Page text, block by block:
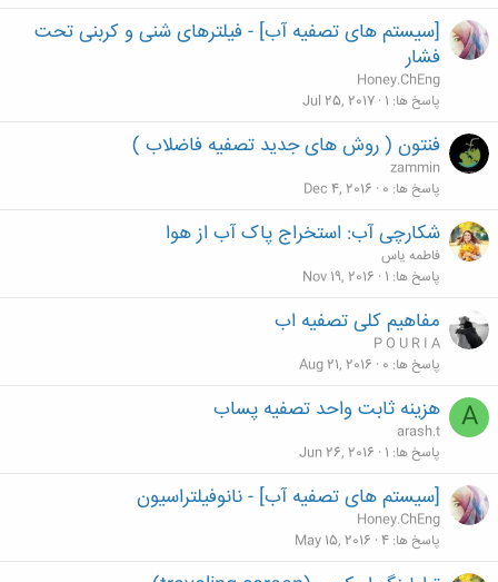
[سیستم های تصفیه آب] - فیلترهای شنی و کربنی تحت
فشار
Honey.ChEng
پاسخ ها 1
Jul 25, 2017
فنتون ( روش های جدید تصفیه فاضلاب )
zammin
پاسخ ها 0
Dec 4, 2016
شکارچی آب: استخراج پاک آب از هوا
فاطمه یاس
پاسخ ها 1
Nov 19, 2016
مفاهیم کلی تصفیه اب
P O U R I A
پاسخ ها 0
Aug 21, 2016
A هزینه ثابت واحد تصفیه پساب
arash.t
پاسخ ها 1
Jun 26, 2016
[سیستم های تصفیه آب] - نانوفیلتراسیون
Honey.ChEng
پاسخ ها 4
May 15, 2016